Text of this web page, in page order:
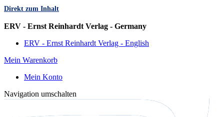
Direkt zum Inhalt
ERV - Ernst Reinhardt Verlag - Germany
ERV - Ernst Reinhardt Verlag - English
Mein Warenkorb
Mein Konto
Navigation umschalten